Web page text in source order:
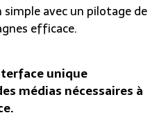
avec un pilotage de
efficace.
unique
médias nécessaires à